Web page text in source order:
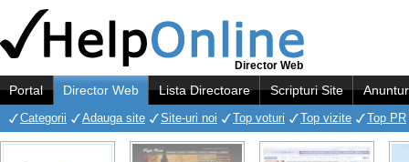
Director Web
Portal Director Web Lista Directoare Scripturi Site
Categorii Adauga site Site-uri noi Top voturi Top vizite Top PR